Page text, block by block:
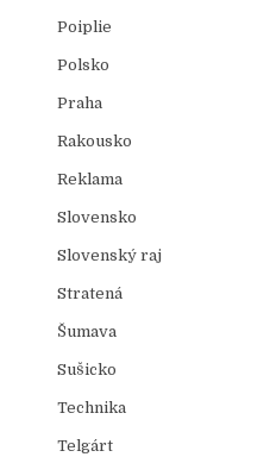
Poiplie
Polsko
Praha
Rakousko
Reklama
Slovensko
Slovenský raj
Stratená
Šumava
Sušicko
Technika
Telgárt